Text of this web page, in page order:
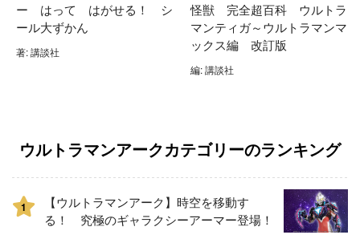
ー はって はがせる！ シ
ール大ずかん
著: 講談社
怪獣 完全超百科 ウルトラ
マンティガ～ウルトラマンマ
ックス編 改訂版
編: 講談社
ウルトラマンアークカテゴリーのランキング
1
【ウルトラマンアーク】時空を移動す
る！ 究極のギャラクシーアーマー登場！